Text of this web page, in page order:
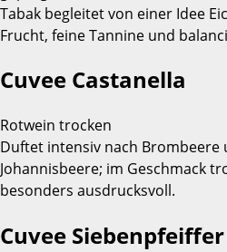
Tabak begleitet von einer Idee
Frucht, feine Tannine und
Cuvee Castanella
Rotwein trocken
Duftet intensiv nach Brombeere
Johannisbeere; im Geschmack
besonders ausdrucksvoll.
Cuvee Siebenpfeiffer